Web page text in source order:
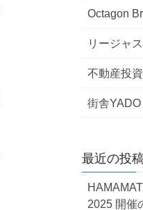
Octagon
リージャス
不動産投
街舎YADO
最近の投
2025 開催